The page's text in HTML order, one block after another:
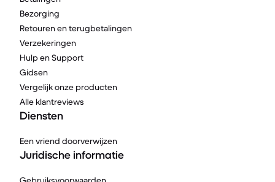
Bezorging
Retouren en terugbetalingen
Verzekeringen
Hulp en Support
Gidsen
Vergelijk onze producten
Alle klantreviews
Diensten
Een vriend doorverwijzen
Juridische informatie